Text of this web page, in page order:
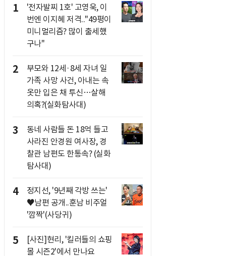
1
'전자발찌 1호' 고영욱, 이
번엔 이지혜 저격.."49평이
미니멀리즘? 많이 출세했
구나"
2
부모와 12세·8세 자녀 일
가족 사망 사건, 아내는 속
옷만 입은 채 투신…살해
의혹?(실화탐사대)
3
동네 사람들 돈 18억 들고
사라진 안경원 여사장, 경
찰관 남편도 한통속? (실화
탐사대)
4
정지선, '9년째 각방 쓰는'
♥남편 공개..훈남 비주얼
'깜짝'(사당귀)
5
[사진]현리, '킬러들의 쇼핑
몰 시즌2'에서 만나요